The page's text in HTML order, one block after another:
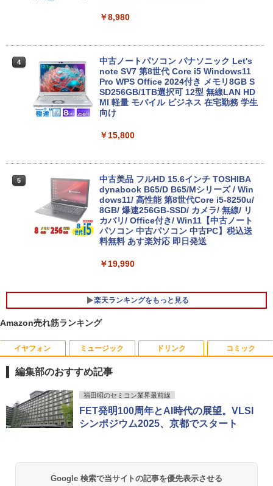
￥8,980
4
中古ノートパソコン パナソニック Let's
note SV7 第8世代 Core i5 Windows11
Pro WPS Office 2024付き メモリ8GB S
SD256GB/1TB選択可 12型 無線LAN HD
MI 軽量 モバイル ビジネス 在宅勤務 学生
向け
￥15,800
5
中古美品 フルHD 15.6インチ TOSHIBA
dynabook B65/D B65/Mシリーズ / Win
dows11/ 高性能 第8世代Core i5-8250u/
8GB/ 爆速256GB-SSD/ カメラ/ 無線/ リ
カバリ/ Office付き/ Win11【中古ノート
パソコン 中古パソコン 中古PC】税込送
料無料 あす楽対応 即日発送
￥19,990
楽天ランキングをもっと見る
1
富士通 デスクトップ ESPRIMO D588 第
8世代Celeron メモリ8GB SSD120GB S
SD256GB windows10 Windows11 DVD
ソコン 中古PC デスクトップPC Office
中古品 中古 あす楽
￥15,500
中古パソコン windows 10 Pro 32bit デ
スクトップ【WPS Office付】富士通 Dシ
1
NEC LCD-AS193Mi 19インチ スクエア
LED液晶モニター 薄型 液晶ディスプレイ
非光沢 IPSパネル SXGA 1280×1024 DVI
￥3,200
24インチ IPS 内蔵スピーカーディスプレ
イ100Hz FHD 1080P VGA ブルーライト
軽減 フリッカーフリー VESA対応 フレー
1
[新品]忘却バッテリー (1-24巻 最新刊) 全
巻セット
￥1,870
Amazon売れ筋ランキング
イヤフォン
Anker Soundcore P40i オフホワイト
￥5,990
ミュージック
BRUCE WAYNE feat. Flo Milli, ATL Jacob
￥250
[Explicit]
ドリンク
【Amazon.co.jp限定】 い・ろ・は・す 2L P
￥1,001
富士山の天然水 バナジウム含有 水 ミネラル
コミック
薬屋のひとりごと 17巻 (デジタル版ビッグガ
￥770
エース)
編集部のおすすめ記事
福田昭のセミコン業界最前線
FET発明100周年とAI時代の展望。VLSI
シンポジウム2025、京都でスタート
Google 検索で当サイトの記事を優先表示させる